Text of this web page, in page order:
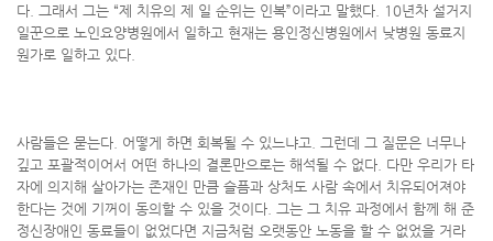
다. 그래서 그는 “제 치유의 제 일 순위는 인복”이라고 말했다. 10년차 설거지
일꾼으로 노인요양병원에서 일하고 현재는 용인정신병원에서 낮병원 동료지
원가로 일하고 있다.
사람들은 묻는다. 어떻게 하면 회복될 수 있느냐고. 그런데 그 질문은 너무나
깊고 포괄적이어서 어떤 하나의 결론만으로는 해석될 수 없다. 다만 우리가 타
자에 의지해 살아가는 존재인 만큼 슬픔과 상처도 사람 속에서 치유되어져야
한다는 것에 기꺼이 동의할 수 있을 것이다. 그는 그 치유 과정에서 함께 해 준
정신장애인 동료들이 없었다면 지금처럼 오랫동안 노동을 할 수 없었을 거라